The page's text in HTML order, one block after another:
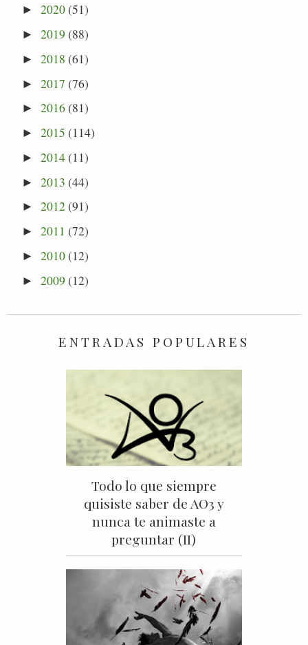
►2020(51)
►2019 (88)
►2018 (61)
►2017 (76)
►2016(81)
►2015 (114)
►2014(11)
►2013 (44)
►2012(91)
►2011 (72)
►2010(12)
►2009 (12)
ENTRADAS POPULARES
Todo lo que siempre
quisiste saber de AO3 y
nunca te animaste a
preguntar (II)